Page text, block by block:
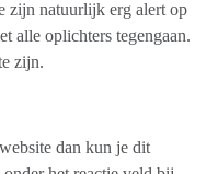
zijn natuurlijk erg alert op
alle oplichters tegengaan.
zijn.
dan kun je dit